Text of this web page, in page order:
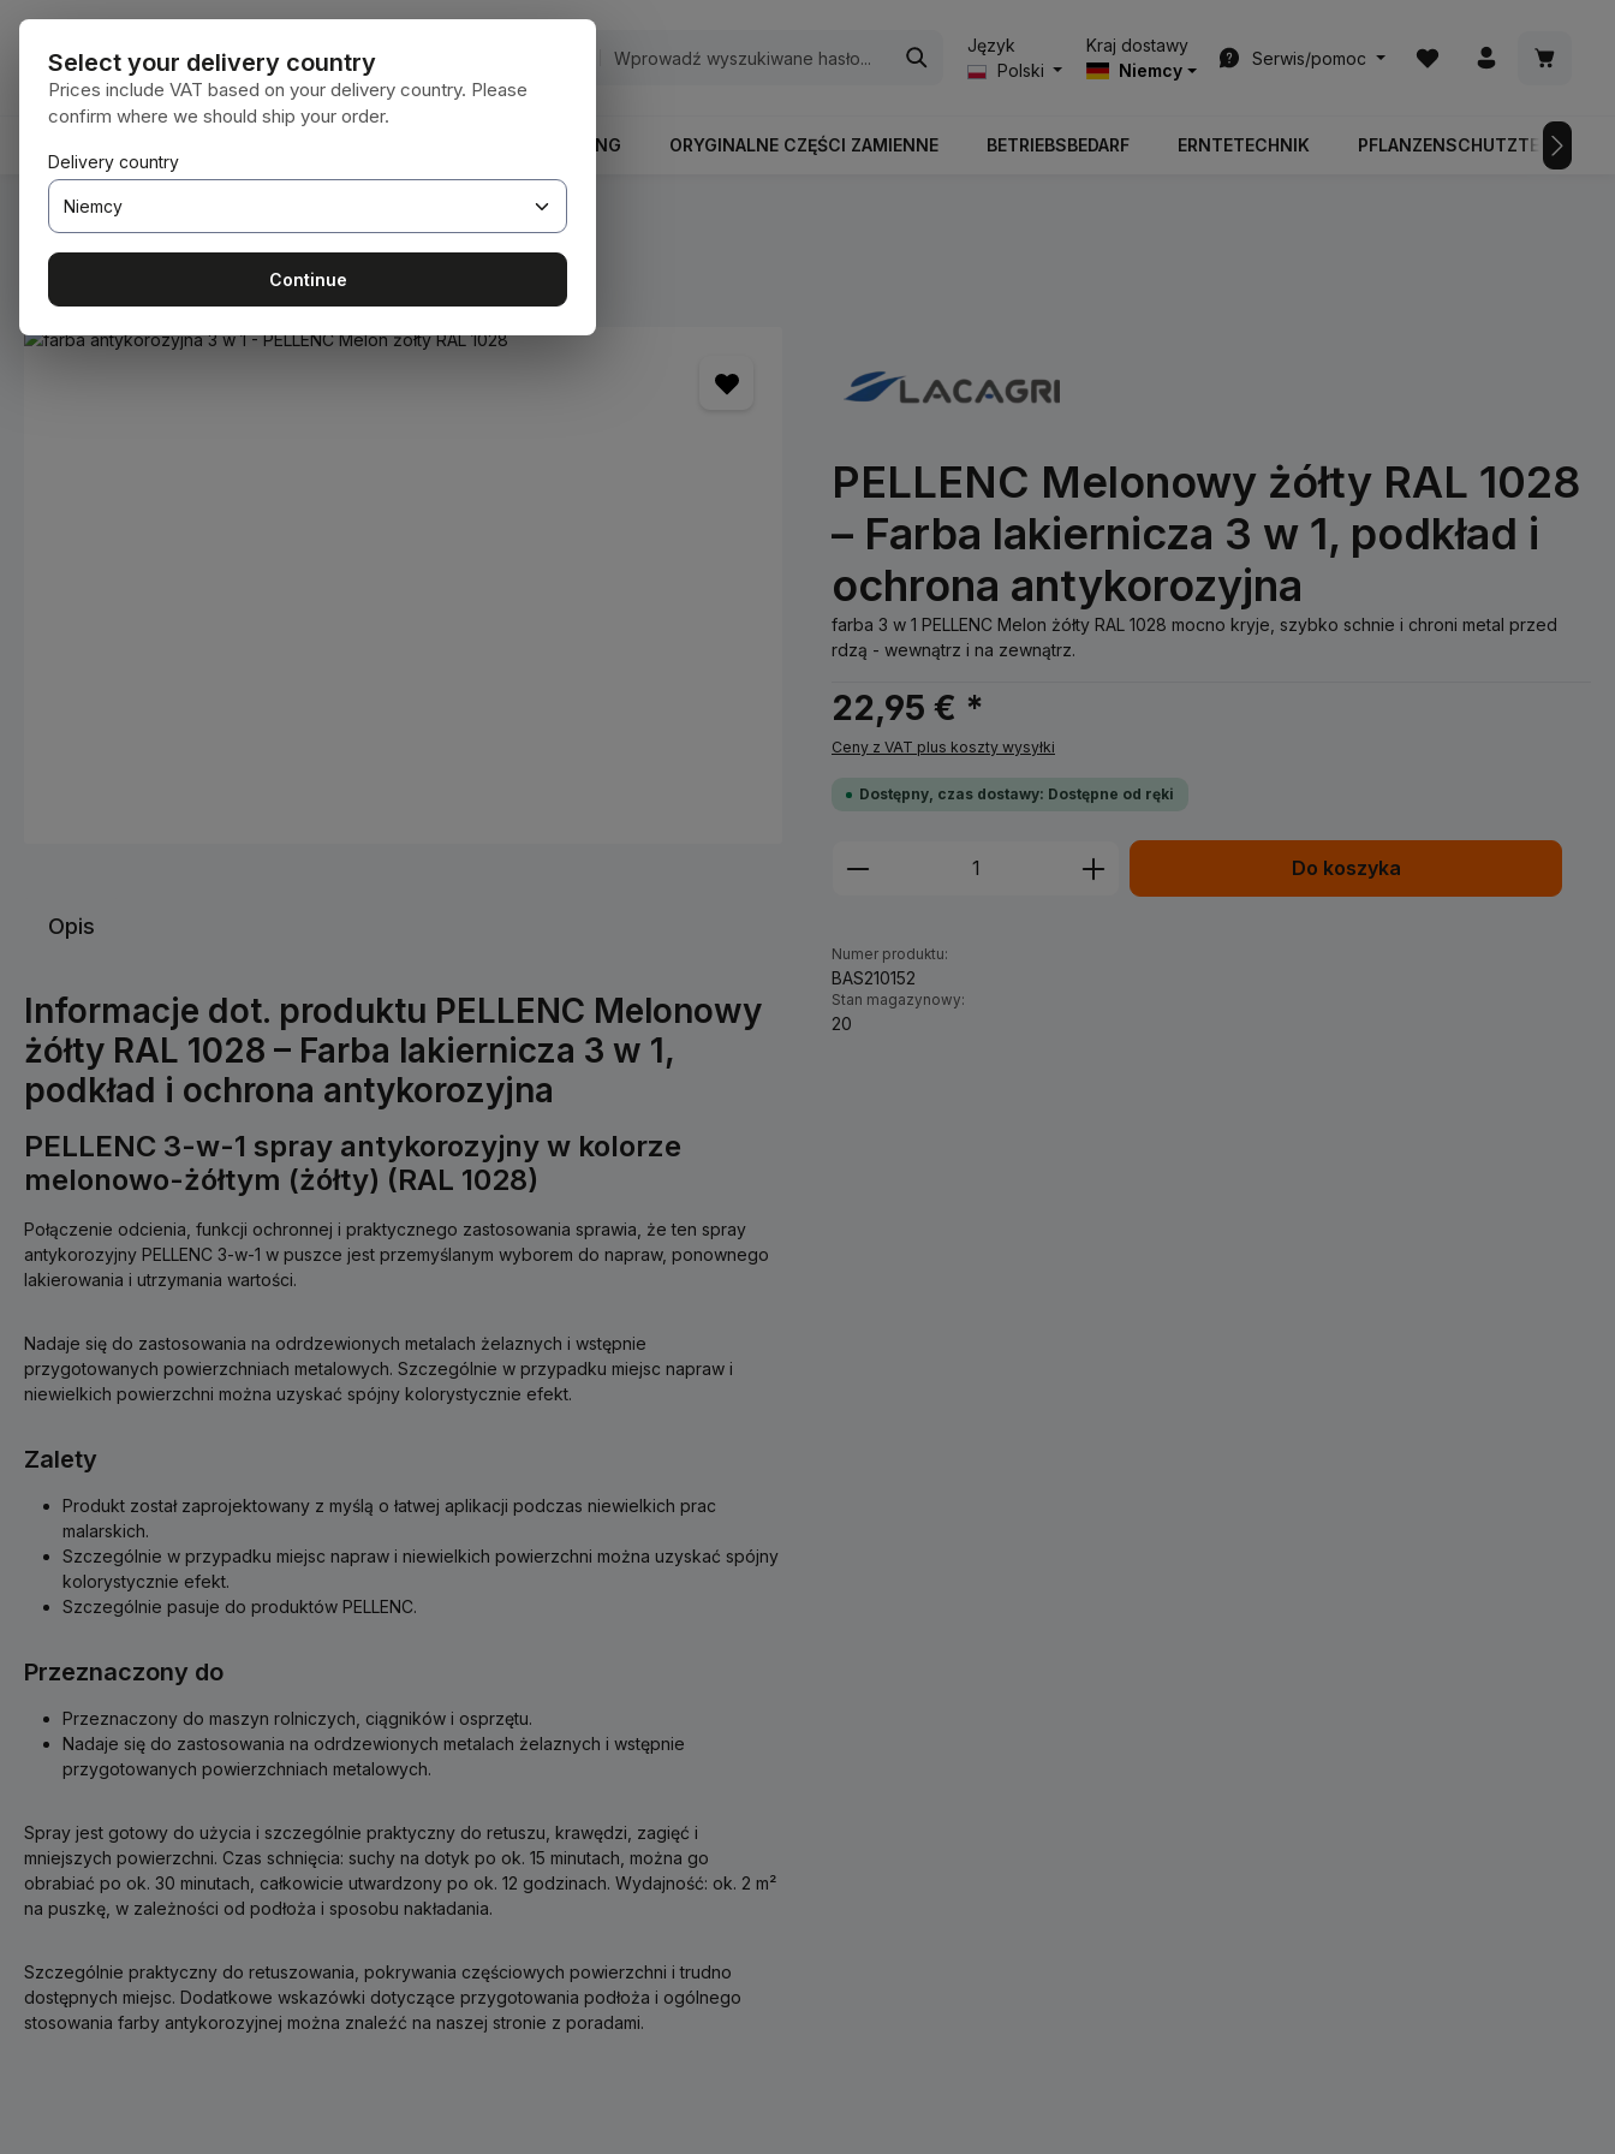
do głównej zawartości
Przejdź do wyszukiwania
Przejdź do głównej nawigacji
Język
Polski
Kraj dostawy
Niemcy
Serwis/pomoc
Masz 0 przedmioty na
BODENBEARBEITUNG ORYGINALNE CZĘŚCI ZAMIENNE BETRIEBSBEDARF ERNTETECHNIK PFLANZENSCHUTZTECHNIK
Jesteś tutaj: Home Materiały eksploatacyjne Farby i lakiery
Pomiń galerię zdjęć
PELLENC Melonowy żółty RAL 1028
– Farba lakiernicza 3 w 1, podkład i
ochrona antykorozyjna
farba 3 w 1 PELLENC Melon żółty RAL 1028 mocno kryje, szybko schnie i chroni metal przed
rdzą - wewnątrz i na zewnątrz.
22,95 € *
Ceny z VAT plus koszty wysyłki
Dostępny, czas dostawy: Dostępne od ręki
Ilość produktu: Wprowadź żądaną ilość lub użyj
Do koszyka
Numer produktu:
BAS210152
Stan magazynowy:
20
Opis
Informacje dot. produktu PELLENC Melonowy
żółty RAL 1028 – Farba lakiernicza 3 w 1,
podkład i ochrona antykorozyjna
PELLENC 3-w-1 spray antykorozyjny w kolorze
melonowo-żółtym (żółty) (RAL 1028)
Połączenie odcienia, funkcji ochronnej i praktycznego zastosowania sprawia, że ten spray
antykorozyjny PELLENC 3-w-1 w puszce jest przemyślanym wyborem do napraw, ponownego
lakierowania i utrzymania wartości.
Nadaje się do zastosowania na odrdzewionych metalach żelaznych i wstępnie
przygotowanych powierzchniach metalowych. Szczególnie w przypadku miejsc napraw i
niewielkich powierzchni można uzyskać spójny kolorystycznie efekt.
Zalety
Produkt został zaprojektowany z myślą o łatwej aplikacji podczas niewielkich prac
malarskich.
Szczególnie w przypadku miejsc napraw i niewielkich powierzchni można uzyskać spójny
kolorystycznie efekt.
Szczególnie pasuje do produktów PELLENC.
Przeznaczony do
Przeznaczony do maszyn rolniczych, ciągników i osprzętu.
Nadaje się do zastosowania na odrdzewionych metalach żelaznych i wstępnie
przygotowanych powierzchniach metalowych.
Spray jest gotowy do użycia i szczególnie praktyczny do retuszu, krawędzi, zagięć i
mniejszych powierzchni. Czas schnięcia: suchy na dotyk po ok. 15 minutach, można go
obrabiać po ok. 30 minutach, całkowicie utwardzony po ok. 12 godzinach. Wydajność: ok. 2 m²
na puszkę, w zależności od podłoża i sposobu nakładania.
Szczególnie praktyczny do retuszowania, pokrywania częściowych powierzchni i trudno
dostępnych miejsc. Dodatkowe wskazówki dotyczące przygotowania podłoża i ogólnego
stosowania farby antykorozyjnej można znaleźć na naszej stronie z poradami.
Select your delivery country
Prices include VAT based on your delivery country. Please
confirm where we should ship your order.
Delivery country
Continue